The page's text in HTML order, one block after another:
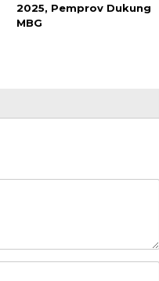
2025, Pemprov Dukung
MBG